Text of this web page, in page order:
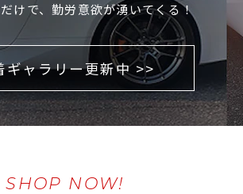
けで、勤労意欲が湧いてくる！
ギャラリー更新中 >>
SHOP NOW!